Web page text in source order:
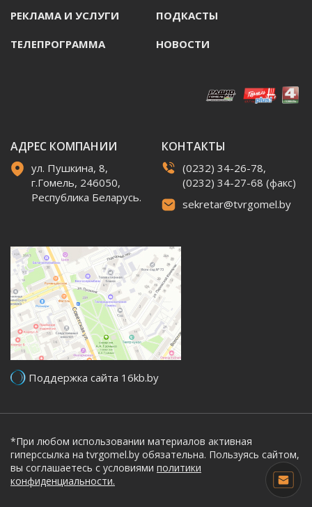
РЕКЛАМА И УСЛУГИ ПОДКАСТЫ
ТЕЛЕПРОГРАММА НОВОСТИ
АДРЕС КОМПАНИИ
ул. Пушкина, 8,
г.Гомель, 246050,
Республика Беларусь.
КОНТАКТЫ
(0232) 34-26-78,
(0232) 34-27-68 (факс)
sekretar@tvrgomel.by
Поддержка сайта 16kb.by
*При любом использовании материалов активная
гиперссылка на tvrgomel.by обязательна. Пользуясь сайтом,
вы соглашаетесь с условиями политики
конфиденциальности.